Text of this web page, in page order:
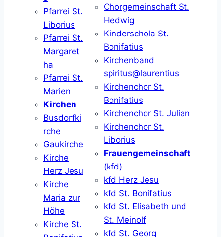
Pfarrei St.
Liborius
Pfarrei St.
Margaret
ha
Pfarrei St.
Marien
Kirchen
Busdorfki
rche
Gaukirche
Kirche
Herz Jesu
Kirche
Maria zur
Höhe
Kirche St.
Chorgemeinschaft St.
Hedwig
Kinderschola St.
Bonifatius
Kirchenband
spiritus@laurentius
Kirchenchor St.
Bonifatius
Kirchenchor St. Julian
Kirchenchor St.
Liborius
Frauengemeinschaft
(kfd)
kfd Herz Jesu
kfd St. Bonifatius
kfd St. Elisabeth und
St. Meinolf
kfd St. Georg